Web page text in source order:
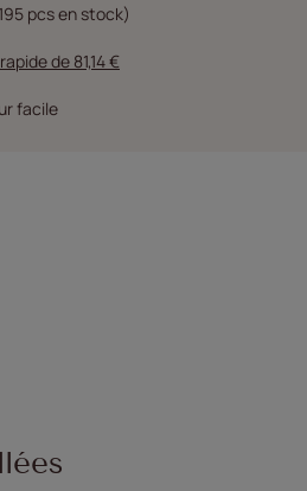
pcs en stock)
de 81,14 €
facile